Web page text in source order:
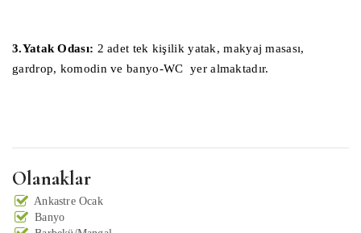
3.Yatak Odası: 2 adet tek kişilik yatak, makyaj masası,
gardrop, komodin ve banyo-WC yer almaktadır.
Olanaklar
Ankastre Ocak
Banyo